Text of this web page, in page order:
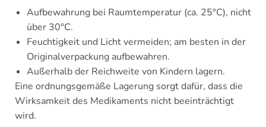
Aufbewahrung bei Raumtemperatur (ca. 25°C), nicht
über 30°C.
Feuchtigkeit und Licht vermeiden; am besten in der
Originalverpackung aufbewahren.
Außerhalb der Reichweite von Kindern lagern.
Eine ordnungsgemäße Lagerung sorgt dafür, dass die
Wirksamkeit des Medikaments nicht beeinträchtigt
wird.